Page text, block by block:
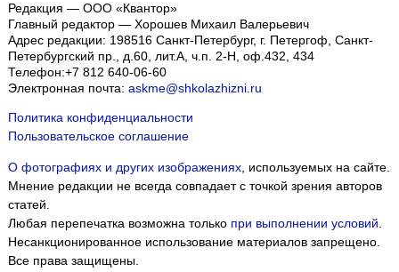
Редакция — ООО «Квантор»
Главный редактор — Хорошев Михаил Валерьевич
Адрес редакции: 198516 Санкт-Петербург, г. Петергоф, Санкт-
Петербургский пр., д.60, лит.А, ч.п. 2-Н, оф.432, 434
Телефон:+7 812 640-06-60
Электронная почта: askme@shkolazhizni.ru
Политика конфиденциальности
Пользовательское соглашение
О фотографиях и других изображениях, используемых на сайте.
Мнение редакции не всегда совпадает с точкой зрения авторов
статей.
Любая перепечатка возможна только при выполнении условий.
Несанкционированное использование материалов запрещено.
Все права защищены.